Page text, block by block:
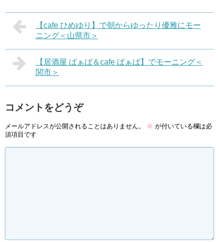
【cafe ひめゆり】で朝からゆったり優雅にモー
ニング＜山県市＞
【居酒屋 ばぁば＆cafe ばぁば】でモーニング＜
関市＞
コメントをどうぞ
メールアドレスが公開されることはありません。 ※ が付いている欄は必
須項目です